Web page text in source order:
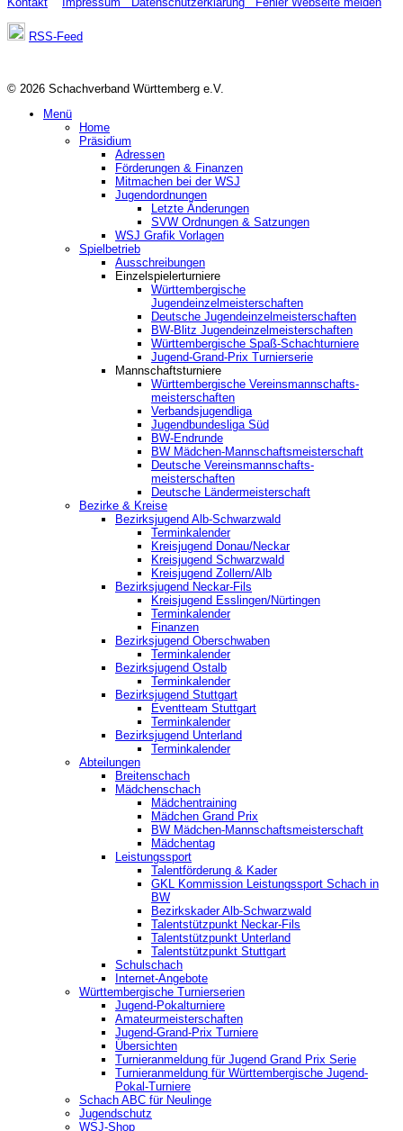
RSS-Feed
© 2026 Schachverband Württemberg e.V.
Menü
Home
Präsidium
Adressen
Förderungen & Finanzen
Mitmachen bei der WSJ
Jugendordnungen
Letzte Änderungen
SVW Ordnungen & Satzungen
WSJ Grafik Vorlagen
Spielbetrieb
Ausschreibungen
Einzelspielerturniere
Württembergische
Jugendeinzelmeisterschaften
Deutsche Jugendeinzelmeisterschaften
BW-Blitz Jugendeinzelmeisterschaften
Württembergische Spaß-Schachturniere
Jugend-Grand-Prix Turnierserie
Mannschaftsturniere
Württembergische Vereinsmannschafts-
meisterschaften
Verbandsjugendliga
Jugendbundesliga Süd
BW-Endrunde
BW Mädchen-Mannschaftsmeisterschaft
Deutsche Vereinsmannschafts-
meisterschaften
Deutsche Ländermeisterschaft
Bezirke & Kreise
Bezirksjugend Alb-Schwarzwald
Terminkalender
Kreisjugend Donau/Neckar
Kreisjugend Schwarzwald
Kreisjugend Zollern/Alb
Bezirksjugend Neckar-Fils
Kreisjugend ‎Esslingen/Nürtingen
Terminkalender
Finanzen
Bezirksjugend Oberschwaben
Terminkalender
Bezirksjugend Ostalb
Terminkalender
Bezirksjugend Stuttgart
‎Eventteam Stuttgart
Terminkalender
Bezirksjugend Unterland
Terminkalender
Abteilungen
Breitenschach
Mädchenschach
Mädchentraining
Mädchen Grand Prix
BW Mädchen-Mannschaftsmeisterschaft
Mädchentag
Leistungssport
Talentförderung & Kader
GKL Kommission Leistungssport Schach in
BW
Bezirkskader Alb-Schwarzwald
Talentstützpunkt Neckar-Fils
Talentstützpunkt Unterland
Talentstützpunkt Stuttgart
Schulschach
Internet-Angebote
Württembergische Turnierserien
Jugend-Pokalturniere
Amateurmeisterschaften
Jugend-Grand-Prix Turniere
Übersichten
Turnieranmeldung für Jugend Grand Prix Serie
Turnieranmeldung für Württembergische Jugend-
Pokal-Turniere
Schach ABC für Neulinge
Jugendschutz
WSJ-Shop